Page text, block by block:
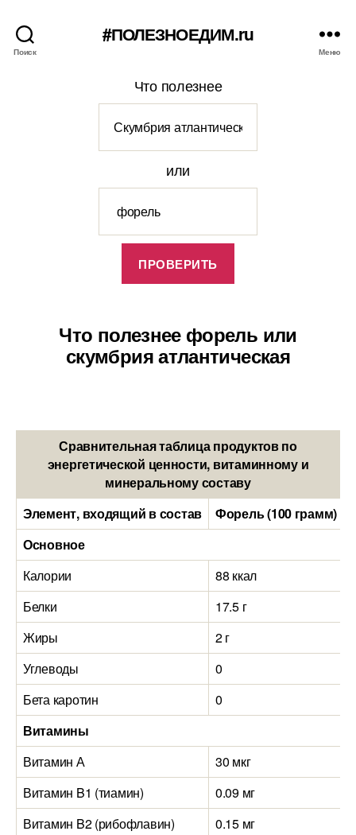
Поиск
#ПОЛЕЗНОЕДИМ.ru
Меню
Что полезнее
или
Что полезнее форель или
скумбрия атлантическая
Сравнительная таблица продуктов по
энергетической ценности, витаминному и
минеральному составу
Элемент, входящий в состав
Форель (100 грамм)
Основное
Калории
88 ккал
Белки
17.5 г
Жиры
2 г
Углеводы
0
Бета каротин
0
Витамины
Витамин А
30 мкг
Витамин B1 (тиамин)
0.09 мг
Витамин B2 (рибофлавин)
0.15 мг